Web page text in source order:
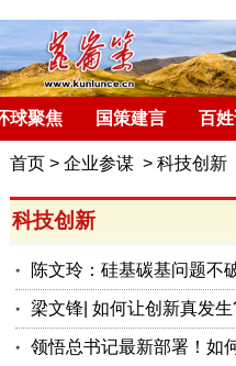
球聚焦 国策建言 百
首页> 企业参谋 > 科技创新
科技创新
陈文玲：硅基碳基问题不
梁文锋| 如何让创新真发生
领悟总书记最新部署！如